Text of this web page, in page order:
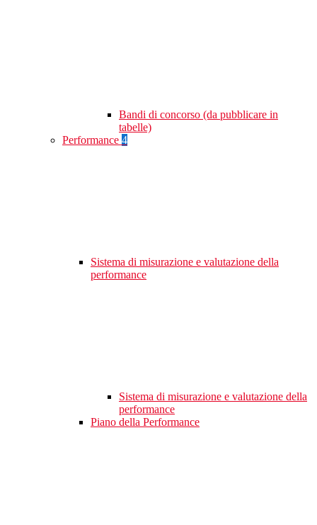
Bandi di concorso (da pubblicare in
tabelle)
Performance 4
Sistema di misurazione e valutazione della
performance
Sistema di misurazione e valutazione della
performance
Piano della Performance